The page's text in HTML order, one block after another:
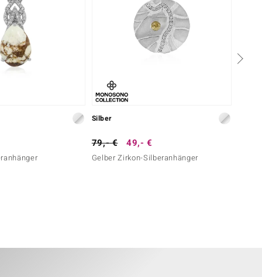
Silber
79,- € 49,- €
Gelber Zirkon-Silberanhänger